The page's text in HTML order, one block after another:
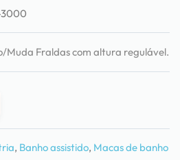
3000
Muda Fraldas com altura regulável.
, Banho assistido, Macas de banho